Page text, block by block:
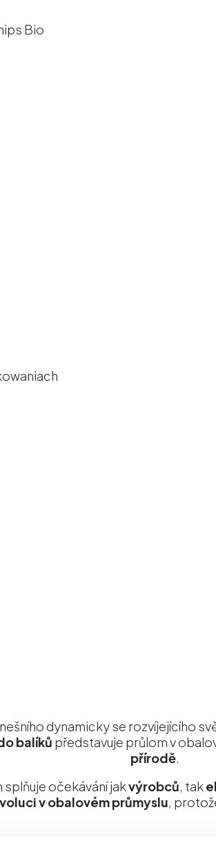
dynamicky se rozvíjejícího
balíků představuje průlom v
přírodě.
očekávání jakvýrobců, tak
v obalovém průmyslu,